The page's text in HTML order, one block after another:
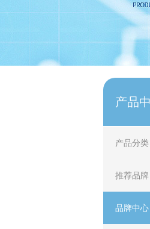
产品
产品分类
推荐品牌
品牌中心